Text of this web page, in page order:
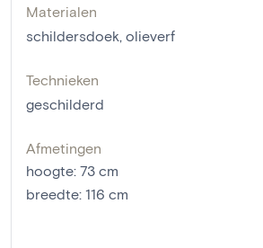
Materialen
schildersdoek, olieverf
Technieken
geschilderd
Afmetingen
hoogte: 73 cm
breedte: 116 cm